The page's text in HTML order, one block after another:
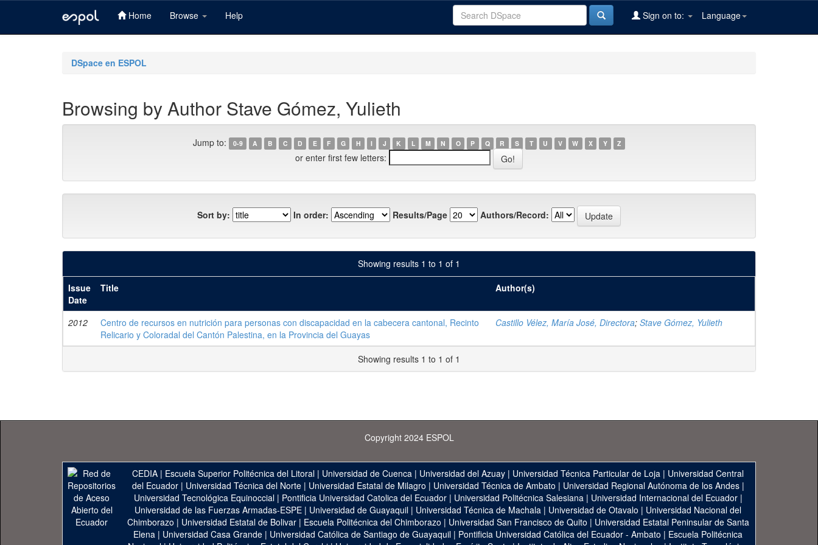
Home Browse Help Language
Sign on to:
DSpace en ESPOL
Browsing by Author Stave Gómez, Yulieth
Jump to: 0-9 A B C D E F G H I J K L M N O P Q R S T U V W X Y Z
or enter first few letters:
Sort by: In order: Results/Page Authors/Record:
Showing results 1 to 1 of 1
Issue
Date
Title Author(s)
2012
Centro de recursos en nutrición para personas con discapacidad en la cabecera cantonal, Recinto
Relicario y Coloradal del Cantón Palestina, en la Provincia del Guayas
Castillo Vélez, María José, Directora; Stave Gómez, Yulieth
Showing results 1 to 1 of 1
Copyright 2024 ESPOL
CEDIA | Escuela Superior Politécnica del Litoral | Universidad de Cuenca | Universidad del Azuay | Universidad Técnica Particular de Loja | Universidad Central
del Ecuador| Universidad Técnica del Norte| Universidad Estatal de Milagro | Universidad Técnica de Ambato | Universidad Regional Autónoma de los Andes|
Universidad Tecnológica Equinoccial| Pontificia Universidad Catolica del Ecuador| Universidad Politécnica Salesiana| Universidad Internacional del Ecuador|
Universidad de las Fuerzas Armadas-ESPE | Universidad de Guayaquil | Universidad Técnica de Machala | Universidad de Otavalo | Universidad Nacional del
Chimborazo | Universidad Estatal de Bolivar| Escuela Politécnica del Chimborazo | Universidad San Francisco de Quito | Universidad Estatal Peninsular de Santa
Elena | Universidad Casa Grande | Universidad Católica de Santiago de Guayaquil | Pontificia Universidad Católica del Ecuador - Ambato | Escuela Politécnica